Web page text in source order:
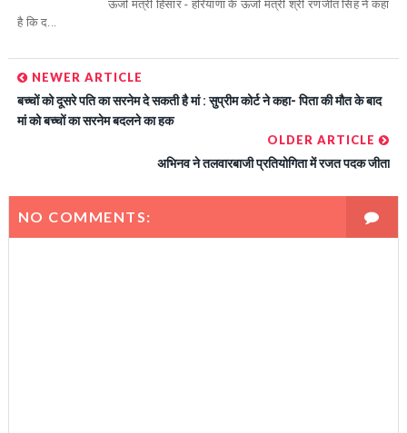
ऊर्जा मंत्री हिसार - हरियाणा के ऊर्जा मंत्री श्री रणजीत सिंह ने कहा
है कि द...
NEWER ARTICLE
बच्चों को दूसरे पति का सरनेम दे सकती है मां : सुप्रीम कोर्ट ने कहा- पिता की मौत के बाद
मां को बच्चों का सरनेम बदलने का हक
OLDER ARTICLE
अभिनव ने तलवारबाजी प्रतियोगिता में रजत पदक जीता
NO COMMENTS: